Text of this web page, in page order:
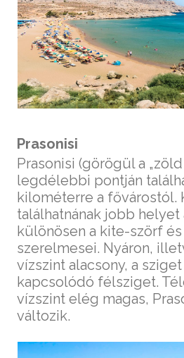
Prasonisi
Prasonisi (görögül a
legdélebbi pontján
kilométerre a fővárostól.
találhatnának jobb helyet
különösen a kite-szörf
szerelmesei. Nyáron,
vízszint alacsony, a
kapcsolódó félsziget.
vízszint elég magas,
változik.